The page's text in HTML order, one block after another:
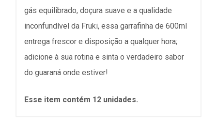
gás equilibrado, doçura suave e a qualidade
inconfundível da Fruki, essa garrafinha de 600ml
entrega frescor e disposição a qualquer hora;
adicione à sua rotina e sinta o verdadeiro sabor
do guaraná onde estiver!
Esse item contém 12 unidades.